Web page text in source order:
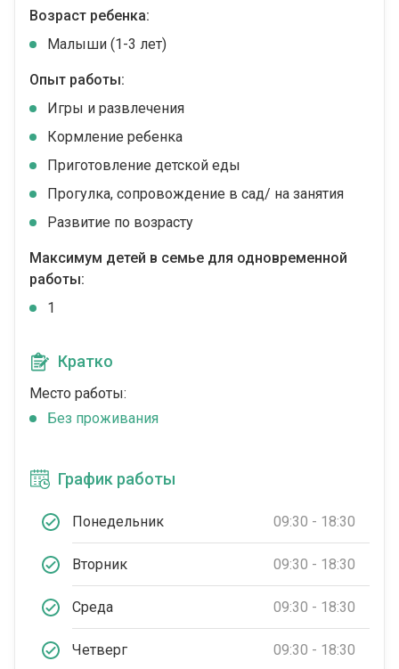
Возраст ребенка:
Малыши (1-3 лет)
Опыт работы:
Игры и развлечения
Кормление ребенка
Приготовление детской еды
Прогулка, сопровождение в сад/ на занятия
Развитие по возрасту
Максимум детей в семье для одновременной
работы:
1
Кратко
Место работы:
Без проживания
График работы
Понедельник 09:30 - 18:30
Вторник 09:30 - 18:30
Среда 09:30 - 18:30
Четверг 09:30 - 18:30